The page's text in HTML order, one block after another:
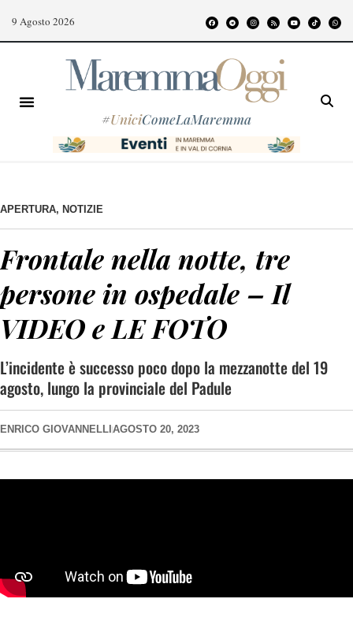
9 Agosto 2026
#UniciComeLaMaremma
APERTURA, NOTIZIE
Frontale nella notte, tre
persone in ospedale – Il
VIDEO e LE FOTO
L’incidente è successo poco dopo la mezzanotte del 19
agosto, lungo la provinciale del Padule
ENRICO GIOVANNELLI AGOSTO 20, 2023